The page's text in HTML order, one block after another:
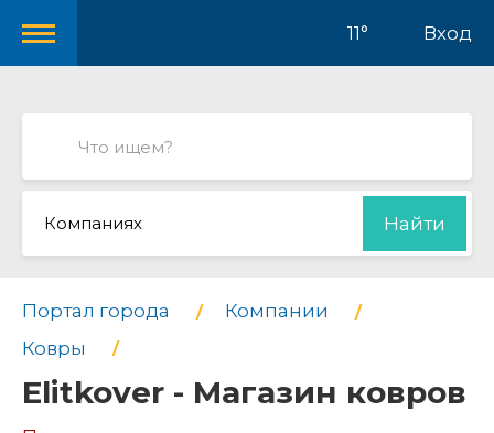
11° Вход
Компаниях Найти
Портал города
Компании
Ковры
Elitkover - Магазин ковров